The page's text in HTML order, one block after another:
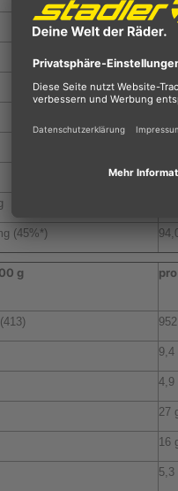
14
10
(45%*)
g
9,4
4,9
27
16
5,3